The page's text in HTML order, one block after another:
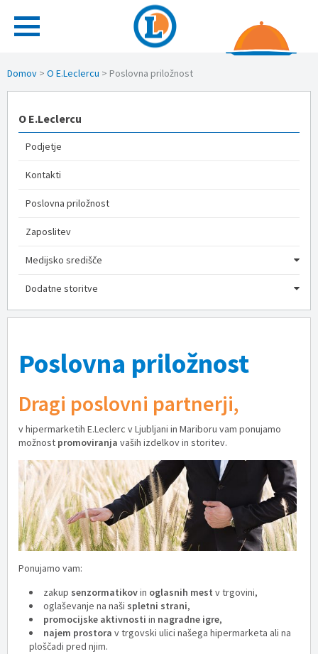
Domov > O E.Leclercu > Poslovna priložnost
O E.Leclercu
Podjetje
Kontakti
Poslovna priložnost
Zaposlitev
Medijsko središče
Dodatne storitve
Poslovna priložnost
Dragi poslovni partnerji,
v hipermarketih E.Leclerc v Ljubljani in Mariboru vam ponujamo
možnost promoviranja vaših izdelkov in storitev.
Ponujamo vam:
zakup senzormatikovin oglasnih mest v trgovini,
oglaševanje na naši spletni strani,
promocijske aktivnosti in nagradne igre,
najem prostora v trgovski ulici našega hipermarketa ali na
ploščadi pred njim.